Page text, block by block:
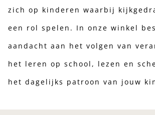
zich op kinderen waarbij
een rol spelen. In onze winkel
aandacht aan het volgen van
het leren op school, lezen en
het dagelijks patroon van jouw